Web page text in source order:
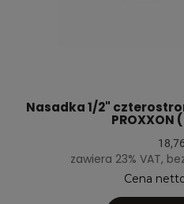
Nasadka 1/2"
PROXXON
zawiera 23% VAT,
Cena